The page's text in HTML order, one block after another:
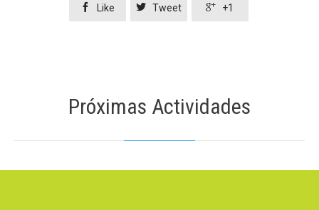
 Like  Tweet  +1
Próximas Actividades